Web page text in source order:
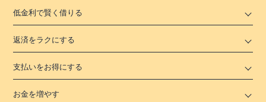
低金利で賢く借りる
返済をラクにする
支払いをお得にする
お金を増やす